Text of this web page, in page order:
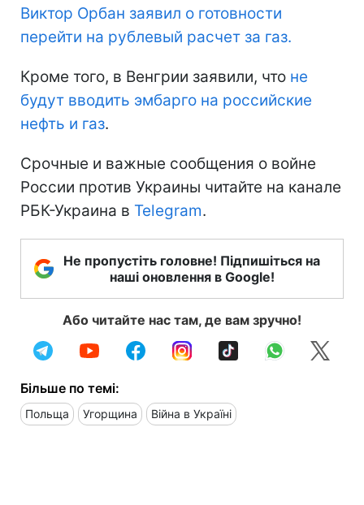
Виктор Орбан заявил о готовности
перейти на рублевый расчет за газ.
Кроме того, в Венгрии заявили, что не
будут вводить эмбарго на российские
нефть и газ.
Срочные и важные сообщения о войне
России против Украины читайте на канале
РБК-Украина в Telegram.
Не пропустіть головне! Підпишіться на
наші оновлення в Google!
Або читайте нас там, де вам зручно!
Більше по темі:
Польща Угорщина Війна в Україні